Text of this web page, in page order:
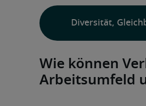
Diversität,
Wie können
Arbeitsumfeld